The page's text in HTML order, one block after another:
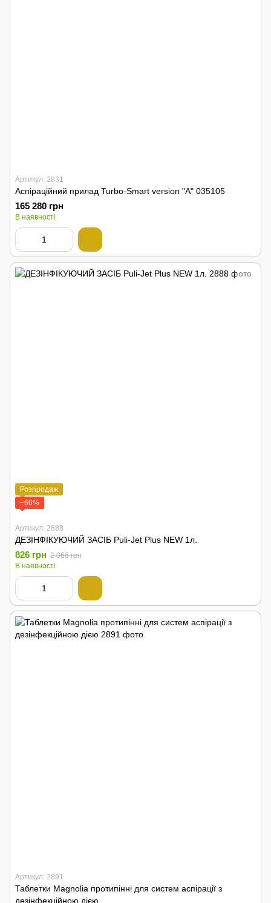
Артикул: 2831
Аспіраційний прилад Turbo-Smart version "A" 035105
165 280 грн
В наявності
Розпродаж
−60%
Артикул: 2888
ДЕЗІНФІКУЮЧИЙ ЗАСІБ Puli-Jet Plus NEW 1л.
826 грн 2 066 грн
В наявності
Артикул: 2891
Таблетки Magnolia протипінні для систем аспірації з
дезінфекційною дією